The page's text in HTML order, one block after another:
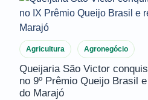
Agricultura Agronegócio
Queijaria São Victor
no 9º Prêmio Queijo Brasil
do Marajó